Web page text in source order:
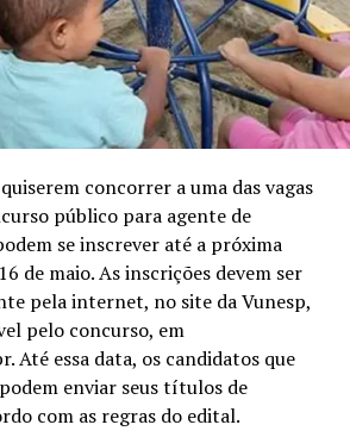
concorrer a uma das vagas
público para agente de
se inscrever até a próxima
de maio. As inscrições devem ser
pela internet, no site da Vunesp,
pelo concurso, em
Até essa data, os candidatos que
enviar seus títulos de
com as regras do edital.